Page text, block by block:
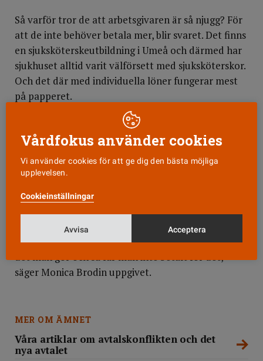
Så varför tror de att arbetsgivaren är så njugg? För
att de inte behöver betala mer, blir svaret. Det finns
en sjuksköterskeutbildning i Umeå och därmed har
sjukhuset alltid varit välförsett med sjuksköterskor.
Och det där med individuella löner fungerar mest
på papperet.
Som på så många andra ställen klagas här på att
lönesättande chef inte har mandat att fördela
styr, inte verksamhetens behov. Både Jenny och
kronor i månaden, och det håller chefen med om.
Men det finns ju inga pengar.
– Det är så synd – när man vet att man är duktig på
det man gör och så får man inte betalt för det,
säger Monica Brodin uppgivet.
MER OM ÄMNET
Våra artiklar om avtalskonflikten och det
nya avtalet
Vårdfokus använder cookies
Vi använder cookies för att ge dig den bästa möjliga
upplevelsen.
Cookieinställningar
Avvisa Acceptera